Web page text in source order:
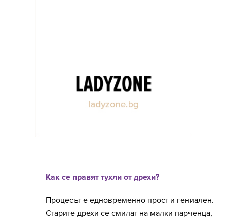
Как се правят тухли от дрехи?
Процесът е едновременно прост и гениален.
Старите дрехи се смилат на малки парченца,